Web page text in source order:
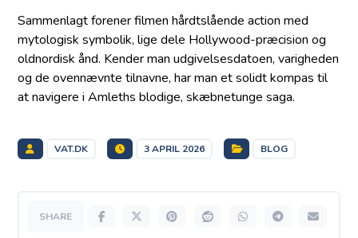
Sammenlagt forener filmen hårdtslående action med
mytologisk symbolik, lige dele Hollywood-præcision og
oldnordisk ånd. Kender man udgivelsesdatoen, varigheden
og de ovennævnte tilnavne, har man et solidt kompas til
at navigere i Amleths blodige, skæbnetunge saga.
VAT.DK 3 APRIL 2026 BLOG